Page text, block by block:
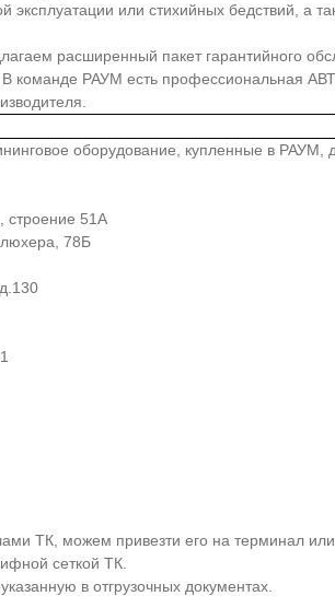
эксплуатации или стихийных бедствий, а
расширенный пакет гарантийного
команде РАУМ есть профессиональная
оборудование, купленные в
строение 51А
78Б
ТК, можем привезти его на терминал
сеткой ТК.
в отгрузочных документах.